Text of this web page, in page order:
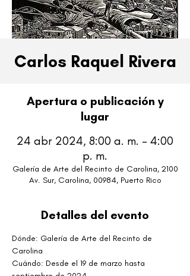
Carlos Raquel Rivera
Apertura o publicación y
lugar
24 abr 2024, 8:00 a. m. – 4:00
p. m.
Galería de Arte del Recinto de Carolina, 2100
Av. Sur, Carolina, 00984, Puerto Rico
Detalles del evento
Dónde: Galería de Arte del Recinto de
Carolina
Cuándo: Desde el 19 de marzo hasta